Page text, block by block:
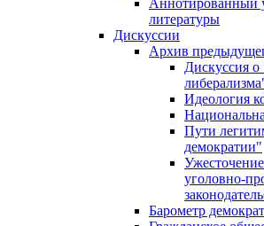
Аннотированный
литературы
Дискуссии
Архив
Дискуссия о
Идеология
Пути
демократии"
уголовно-
Барометр